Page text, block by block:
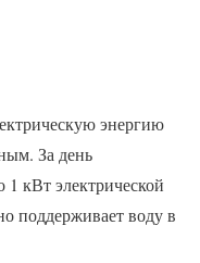
энергию
За день
1 кВт электрической
поддерживает воду в